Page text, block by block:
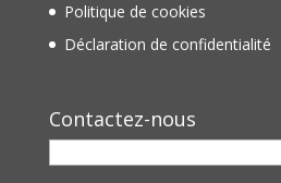
Politique de cookies
Déclaration de confidentialité
Contactez-nous